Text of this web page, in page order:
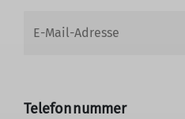
Telefonnummer